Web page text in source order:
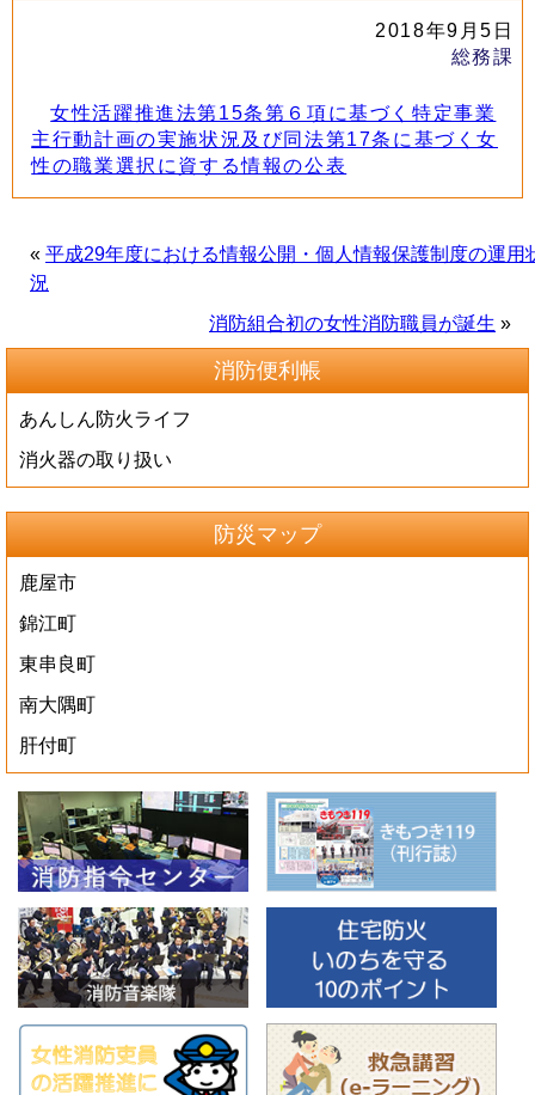
2018年9月5日
総務課
女性活躍推進法第15条第６項に基づく特定事業
主行動計画の実施状況及び同法第17条に基づく女
性の職業選択に資する情報の公表
« 平成29年度における情報公開・個人情報保護制度の運用
況
消防組合初の女性消防職員が誕生 »
消防便利帳
あんしん防火ライフ
消火器の取り扱い
防災マップ
鹿屋市
錦江町
東串良町
南大隅町
肝付町